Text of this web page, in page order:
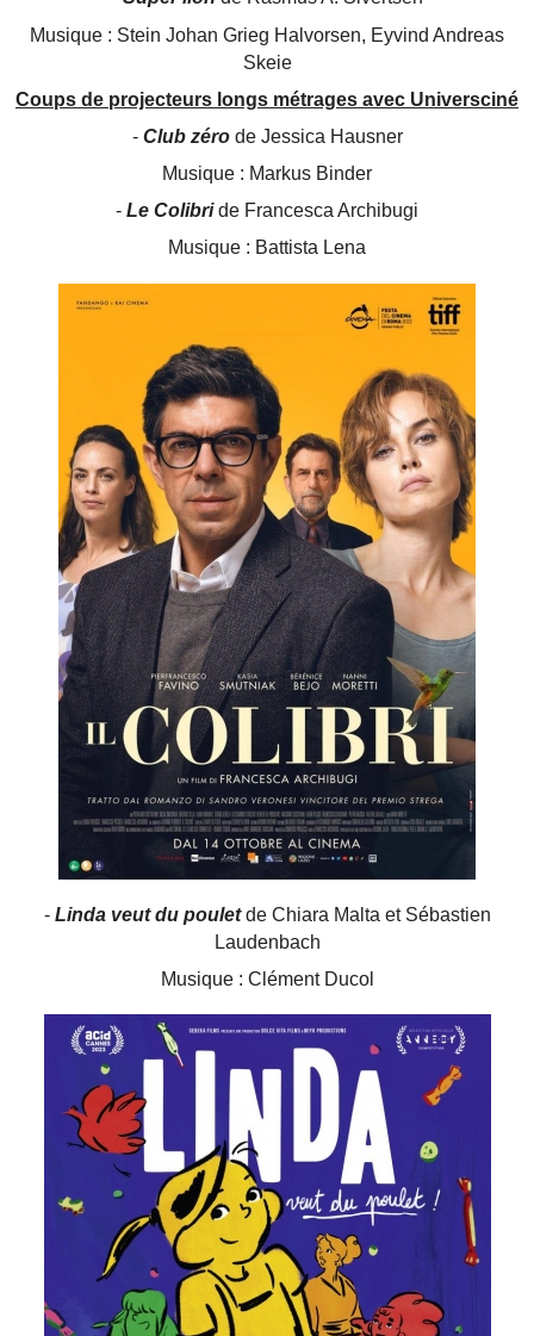
Musique : Stein Johan Grieg Halvorsen, Eyvind Andreas
Skeie
Coups de projecteurs longs métrages avec Universciné
- Club zéro de Jessica Hausner
Musique : Markus Binder
- Le Colibride Francesca Archibugi
Musique : Battista Lena
-Linda veut du pouletde Chiara Malta et Sébastien
Laudenbach
Musique : Clément Ducol